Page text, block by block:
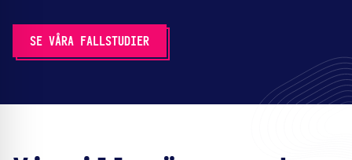
SE VÅRA FALLSTUDIER